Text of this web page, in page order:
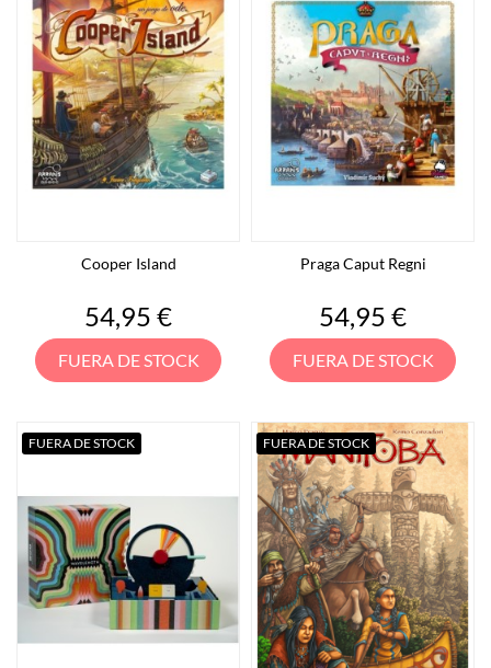
Cooper Island
Precio
54,95 €
FUERA DE STOCK
Praga Caput Regni
Precio
54,95 €
FUERA DE STOCK
FUERA DE STOCK FUERA DE STOCK